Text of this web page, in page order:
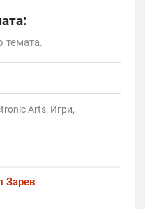
Arts, Игри,
Зарев